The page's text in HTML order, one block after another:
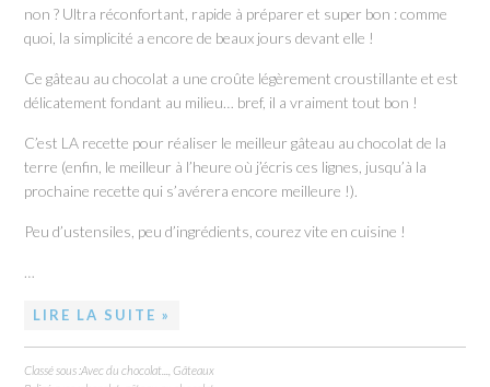
non ? Ultra réconfortant, rapide à préparer et super bon : comme
quoi, la simplicité a encore de beaux jours devant elle !
Ce gâteau au chocolat a une croûte légèrement croustillante et est
délicatement fondant au milieu… bref, il a vraiment tout bon !
C’est LA recette pour réaliser le meilleur gâteau au chocolat de la
terre (enfin, le meilleur à l’heure où j’écris ces lignes, jusqu’à la
prochaine recette qui s’avérera encore meilleure !).
Peu d’ustensiles, peu d’ingrédients, courez vite en cuisine !
…
LIRE LA SUITE »
Classé sous :Avec du chocolat... ,Gâteaux